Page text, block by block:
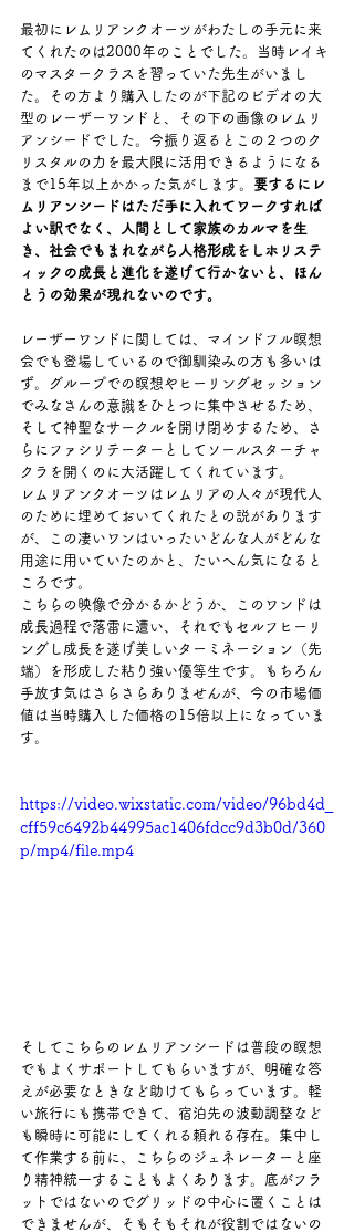
最初にレムリアンクオーツがわたしの手元に来
てくれたのは2000年のことでした。当時レイキ
のマスタークラスを習っていた先生がいまし
た。その方より購入したのが下記のビデオの大
型のレーザーワンドと、その下の画像のレムリ
アンシードでした。今振り返るとこの２つのク
リスタルの力を最大限に活用できるようになる
まで15年以上かかった気がします。 要するにレ
ムリアンシードはただ手に入れてワークすれば
よい訳でなく、人間として家族のカルマを生
き、社会でもまれながら人格形成をしホリステ
ィックの成長と進化を遂げて行かないと、ほん
とうの効果が現れないのです。
レーザーワンドに関しては、マインドフル瞑想
会でも登場しているので御馴染みの方も多いは
ず。グループでの瞑想やヒーリングセッション
でみなさんの意識をひとつに集中させるため、
そして神聖なサークルを開け閉めするため、さ
らにファシリテーターとしてソールスターチャ
クラを開くのに大活躍してくれています。
レムリアンクオーツはレムリアの人々が現代人
のために埋めておいてくれたとの説があります
が、この凄いワンはいったいどんな人がどんな
用途に用いていたのかと、たいへん気になると
ころです。
こちらの映像で分かるかどうか、このワンドは
成長過程で落雷に遭い、それでもセルフヒーリ
ングし成長を遂げ美しいターミネーション（先
端）を形成した粘り強い優等生です。もちろん
手放す気はさらさらありませんが、今の市場価
値は当時購入した価格の15倍以上になっていま
す。
https://video.wixstatic.com/video/96bd4d_
cff59c6492b44995ac1406fdcc9d3b0d/360
p/mp4/file.mp4
そしてこちらのレムリアンシードは普段の瞑想
でもよくサポートしてもらいますが、明確な答
えが必要なときなど助けてもらっています。軽
い旅行にも携帯できて、宿泊先の波動調整など
も瞬時に可能にしてくれる頼れる存在。集中し
て作業する前に、こちらのジェネレーターと座
り精神統一することもよくあります。底がフラ
ットではないのでグリッドの中心に置くことは
できませんが、そもそもそれが役割ではないの